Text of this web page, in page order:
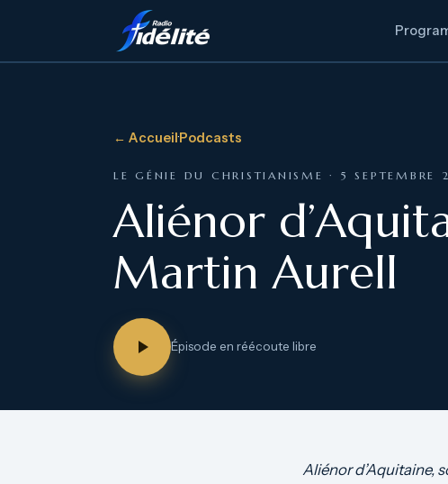
← Accueil·Podcasts
LE GÉNIE DU CHRISTIANISME · 5 SEPTEMBRE
Aliénor
Martin Aurell
Épisode en réécoute libre
Aliénor d’Aquitaine,